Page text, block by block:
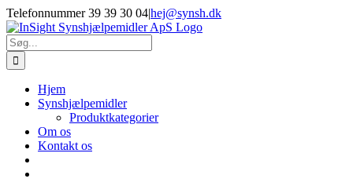
Skip
to
content
Telefonnummer 39 39 30 04|hej@synsh.dk
Søg
efter:
Hjem
Synshjælpemidler
Produktkategorier
Om os
Kontakt os